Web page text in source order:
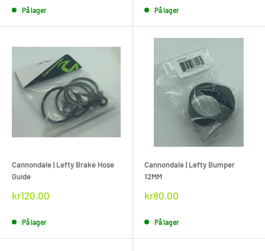
På lager På lager
Cannondale | Lefty Brake Hose
Guide
Rabat
kr120.00
På lager
Cannondale | Lefty Bumper
12MM
Rabat
kr80.00
På lager